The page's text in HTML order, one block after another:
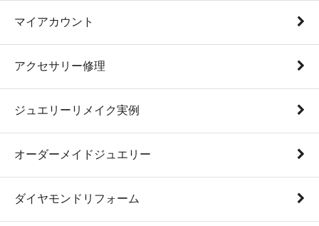
マイアカウント
アクセサリー修理
ジュエリーリメイク実例
オーダーメイドジュエリー
ダイヤモンドリフォーム